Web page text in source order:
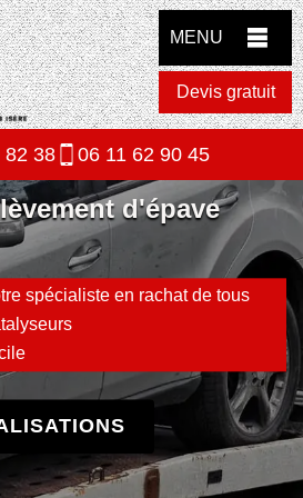
MENU
Devis gratuit
82 38 06 11 62 90 45
d'épave
spécialiste en rachat de tous